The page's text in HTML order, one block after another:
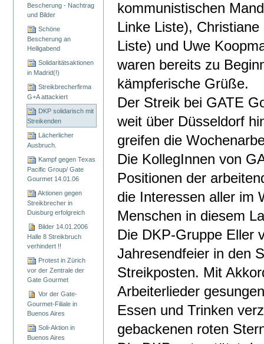
Bescherung - Nachtrag
und Bilder
Schöne
Bescherung an
Heiligabend
Solidaritätsaktionen
in Madrid(!)
Streikbrecherfirma
G+A attackiert
DKP solidarisch mit
Streikenden
Lächerlicher
Ausbruch.
Kampf gegen Texas
Pacific Group/ Gate
Gourmet 14.01.06
Aktionen gegen
Streikbrecher in
Duisburg erfolgreich
Bilder 14.01.2006
Halle 8 Streikbruch
verhindert !!
Protest in Zürich
vor der Zentrale der
Gate Gourmet
Vor der Gate-
Gourmet-Filiale in
Buenos Aires
Soli-Aktion in
Buenos Aires
kommunistischen
Linke Liste),
Liste) und Uwe
waren bereits zu
kämpferische Grüße.
Der Streik bei GATE
weit über Düsseldorf
greifen die
Die KollegInnen von
Positionen der
die Interessen aller im
Menschen in diesem
Die DKP-Gruppe Eller
Jahresendfeier in den
Streikposten. Mit
Arbeiterlieder
Essen und Trinken
gebackenen roten